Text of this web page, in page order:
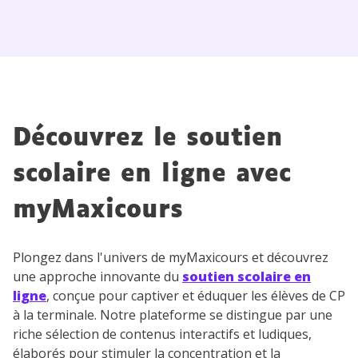
Découvrez le soutien
scolaire en ligne avec
myMaxicours
Plongez dans l'univers de myMaxicours et découvrez
une approche innovante du soutien scolaire en
ligne, conçue pour captiver et éduquer les élèves de CP
à la terminale. Notre plateforme se distingue par une
riche sélection de contenus interactifs et ludiques,
élaborés pour stimuler la concentration et la